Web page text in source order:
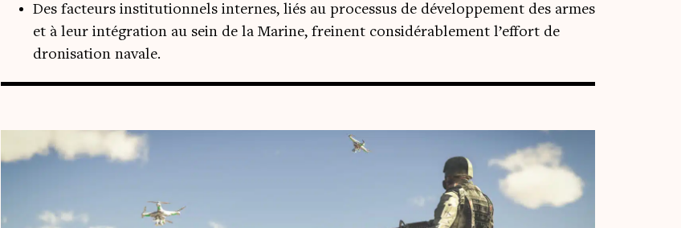
Des facteurs institutionnels internes, liés au processus de développement des armes
et à leur intégration au sein de la Marine, freinent considérablement l’effort de
dronisation navale.